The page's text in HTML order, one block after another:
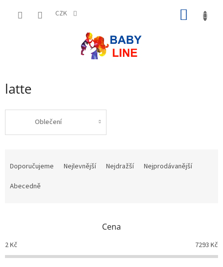
CZK
latte
Oblečení
o
d
Doporučujeme Nejlevnější Nejdražší
Nejprodávanější
Abecedně
Cena
2Kč 7293 Kč